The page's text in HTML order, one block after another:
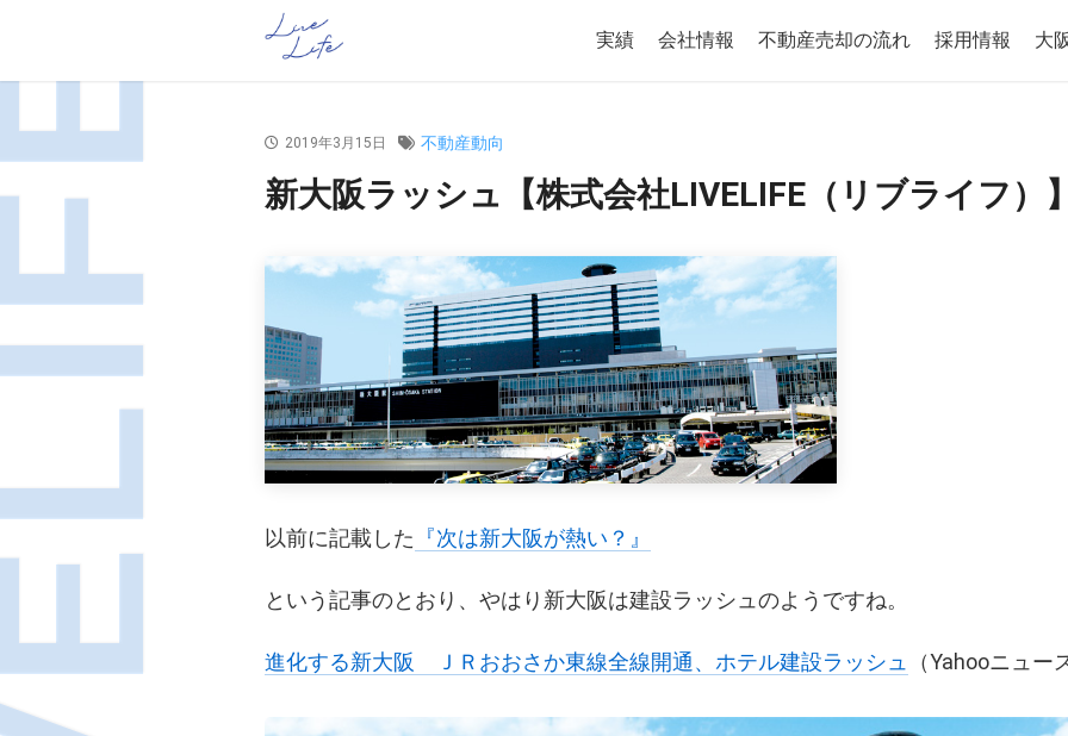
実績 会社情報 不動産売却の流れ 採用情報 大
2019年3月15日 不動産動向
新大阪ラッシュ【株式会社LIVELIFE（リブライフ）
以前に記載した 『次は新大阪が熱い？』
という記事のとおり、やはり新大阪は建設ラッシュのようですね。
進化する新大阪 ＪＲおおさか東線全線開通、ホテル建設ラッシュ （Yahooニュー